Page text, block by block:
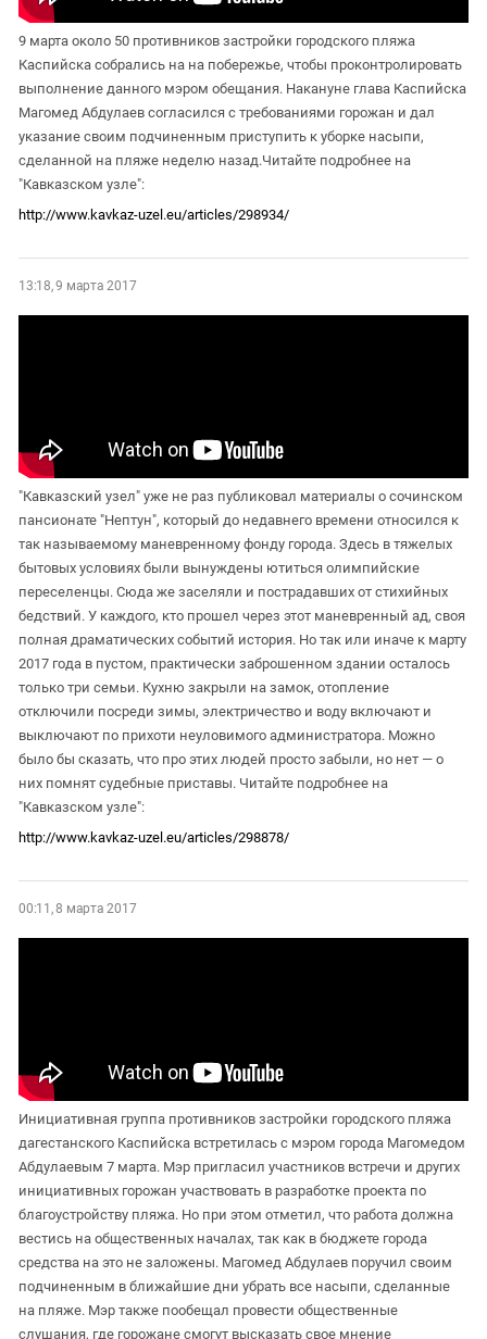
9 марта около 50 противников застройки городского пляжа
Каспийска собрались на на побережье, чтобы проконтролировать
выполнение данного мэром обещания. Накануне глава Каспийска
Магомед Абдулаев согласился с требованиями горожан и дал
указание своим подчиненным приступить к уборке насыпи,
сделанной на пляже неделю назад.Читайте подробнее на
"Кавказском узле":
http://www.kavkaz-uzel.eu/articles/298934/
13:18, 9 марта 2017
"Кавказский узел" уже не раз публиковал материалы о сочинском
пансионате "Нептун", который до недавнего времени относился к
так называемому маневренному фонду города. Здесь в тяжелых
бытовых условиях были вынуждены ютиться олимпийские
переселенцы. Сюда же заселяли и пострадавших от стихийных
бедствий. У каждого, кто прошел через этот маневренный ад, своя
полная драматических событий история. Но так или иначе к марту
2017 года в пустом, практически заброшенном здании осталось
только три семьи. Кухню закрыли на замок, отопление
отключили посреди зимы, электричество и воду включают и
выключают по прихоти неуловимого администратора. Можно
было бы сказать, что про этих людей просто забыли, но нет — о
них помнят судебные приставы. Читайте подробнее на
"Кавказском узле":
http://www.kavkaz-uzel.eu/articles/298878/
00:11, 8 марта 2017
Инициативная группа противников застройки городского пляжа
дагестанского Каспийска встретилась с мэром города Магомедом
Абдулаевым 7 марта. Мэр пригласил участников встречи и других
инициативных горожан участвовать в разработке проекта по
благоустройству пляжа. Но при этом отметил, что работа должна
вестись на общественных началах, так как в бюджете города
средства на это не заложены. Магомед Абдулаев поручил своим
подчиненным в ближайшие дни убрать все насыпи, сделанные
на пляже. Мэр также пообещал провести общественные
слушания, где горожане смогут высказать свое мнение